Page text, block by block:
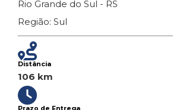
Rio Grande do Sul - RS
Região: Sul
Distância
106 km